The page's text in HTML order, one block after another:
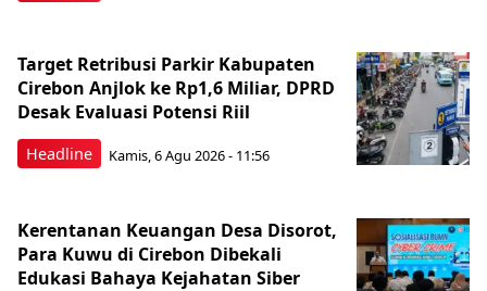
Headline
Target Retribusi Parkir Kabupaten
Cirebon Anjlok ke Rp1,6 Miliar, DPRD
Desak Evaluasi Potensi Riil
Kamis, 6 Agu 2026 - 11:56
Kerentanan Keuangan Desa Disorot,
Para Kuwu di Cirebon Dibekali
Edukasi Bahaya Kejahatan Siber